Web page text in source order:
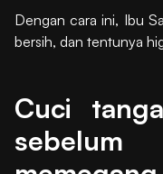
Dengan cara ini, Ibu
bersih, dan tentunya
Cuci